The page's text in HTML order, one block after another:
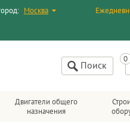
Москва
Поиск
Двигатели общего
назначения